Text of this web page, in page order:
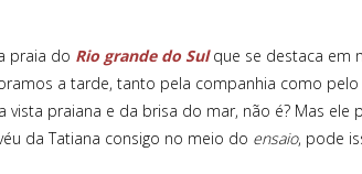
praia do Rio grande do Sul que se destaca em
a tarde, tanto pela companhia como
vista praiana e da brisa do mar, não é? Mas
da Tatiana consigo no meio do ensaio, pode